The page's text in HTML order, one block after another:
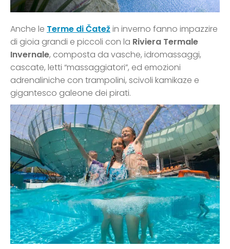
Anche le Terme di Čatežin inverno fanno impazzire
di gioia grandi e piccoli con la Riviera Termale
Invernale, composta da vasche, idromassaggi,
cascate, letti “massaggiatori”, ed emozioni
adrenaliniche con trampolini, scivoli kamikaze e
gigantesco galeone dei pirati.